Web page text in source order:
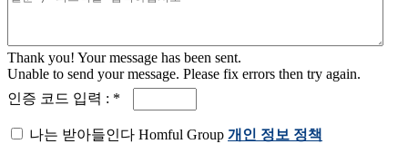
Thank you! Your message has been sent.
Unable to send your message. Please fix errors then try again.
인증 코드 입력 : *
나는 받아들인다 Homful Group 개인 정보 정책